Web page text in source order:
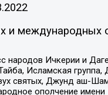
международных
Ичкерии и
Исламская группа,
святых, Джунд аш-
ополчение